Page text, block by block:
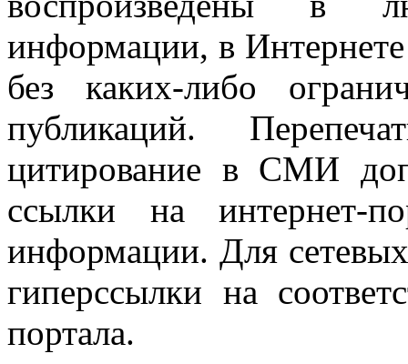
информации, в
без каких-либо
публикаций.
цитирование в СМИ
ссылки на интернет-
информации. Для
гиперссылки на
портала.